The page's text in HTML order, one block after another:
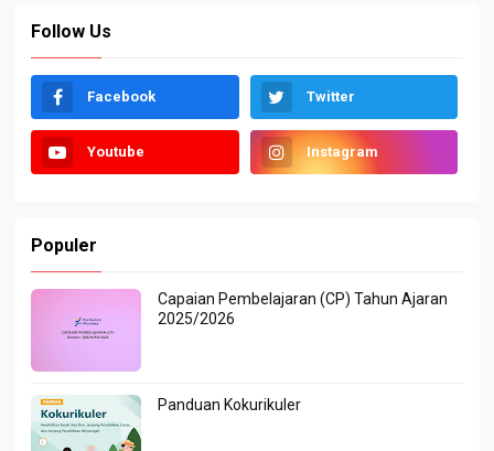
Follow Us
Facebook Twitter
Youtube Instagram
Populer
Capaian Pembelajaran (CP) Tahun Ajaran
2025/2026
Panduan Kokurikuler